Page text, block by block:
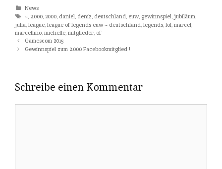
Kategorien
News
Tags
~, 2.000, 2000, daniel deniz deutschland euw, gewinnspiel jubiläum
julia league league of legends euw ~ deutschland legends lol marcel
marcellino michelle mitglieder of
Beitrags-
Navigation
Gamescom 2015
Gewinnspiel zum 2.000 Facebookmitglied !
Schreibe einen Kommentar